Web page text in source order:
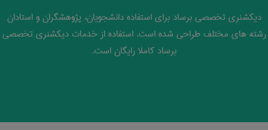
دیکشنری تخصصی برساد برای استفاده دانشجویان، پژوهشگران و استادان
رشته های مختلف طراحی شده است. استفاده از خدمات دیکشنری تخصصی
برساد کاملا رایگان است.